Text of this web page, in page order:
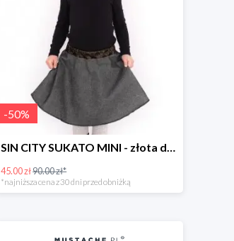
-50%
SIN CITY SUKATO MINI - złota dwustronna spódnica z kieszeniami -50%
45.00 zł90.00 zł*
*najniższa cena z 30 dni przed obniżką